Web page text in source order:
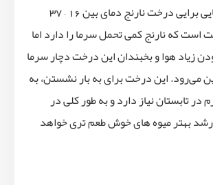
بهترین بازهه دمایی برایی درخت نارنج دمای بین 16 – 37
که نارنج کمی تحمل سرما را دارد اما
زیاد هوا و بخبندان این درخت دچار سرما
می‌رود. این درخت برای به بار نشستن، به
تابستان نیاز دارد و به طور کلی در
بهتر میوه های خوش طعم تری خواهد